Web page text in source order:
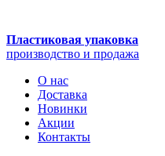
Пластиковая упаковка
производство и продажа
О нас
Доставка
Новинки
Акции
Контакты